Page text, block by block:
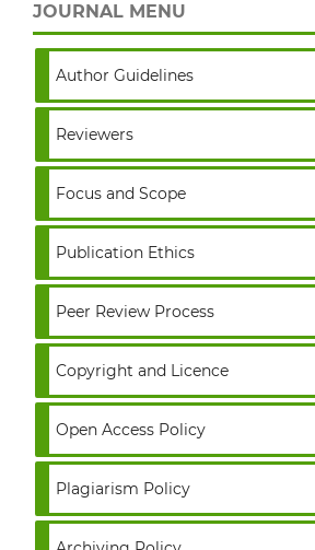
JOURNAL MENU
Author Guidelines
Reviewers
Focus and Scope
Publication Ethics
Peer Review Process
Copyright and Licence
Open Access Policy
Plagiarism Policy